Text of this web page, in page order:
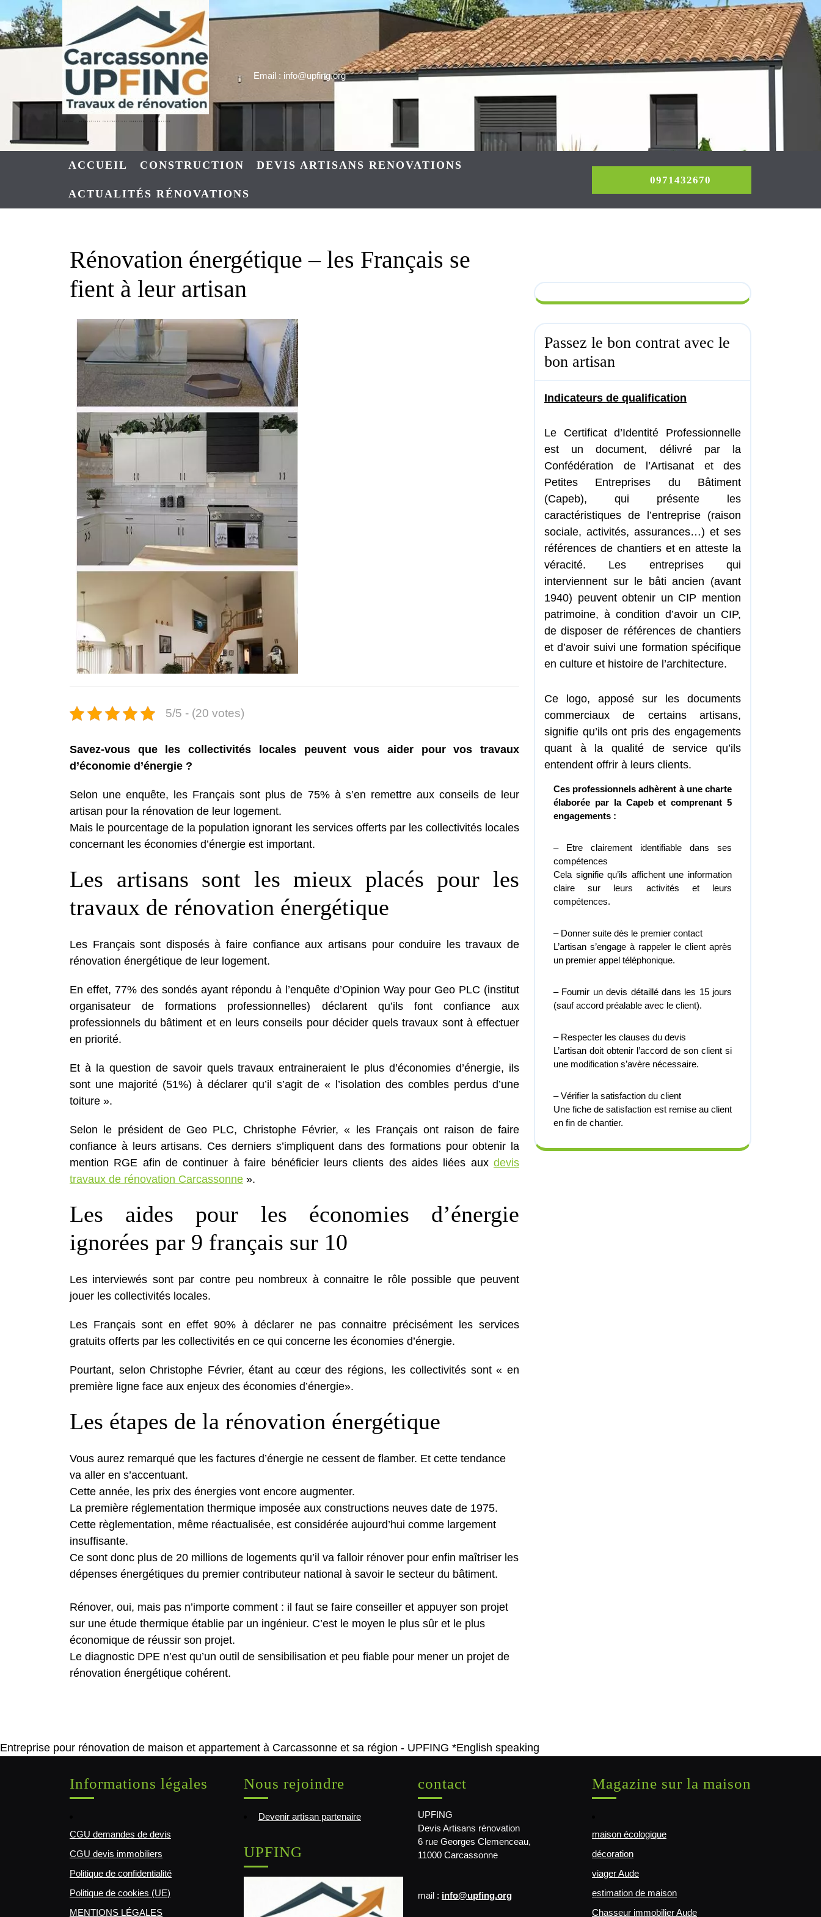
to
content
Email : info@upfing.org
ACCUEIL CONSTRUCTION DEVIS ARTISANS RENOVATIONS
ACTUALITÉS RÉNOVATIONS
0971432670
Rénovation énergétique – les Français se
fient à leur artisan
5/5 - (20 votes)
Savez-vous que les collectivités locales peuvent vous aider pour vos travaux
d’économie d’énergie ?
Selon une enquête, les Français sont plus de 75% à s’en remettre aux conseils de leur
artisan pour la rénovation de leur logement.
Mais le pourcentage de la population ignorant les services offerts par les collectivités locales
concernant les économies d’énergie est important.
Les artisans sont les mieux placés pour les
travaux de rénovation énergétique
Les Français sont disposés à faire confiance aux artisans pour conduire les travaux de
rénovation énergétique de leur logement.
En effet, 77% des sondés ayant répondu à l’enquête d’Opinion Way pour Geo PLC (institut
organisateur de formations professionnelles) déclarent qu’ils font confiance aux
professionnels du bâtiment et en leurs conseils pour décider quels travaux sont à effectuer
en priorité.
Et à la question de savoir quels travaux entraineraient le plus d’économies d’énergie, ils
sont une majorité (51%) à déclarer qu’il s’agit de « l’isolation des combles perdus d’une
toiture ».
Selon le président de Geo PLC, Christophe Février, « les Français ont raison de faire
confiance à leurs artisans. Ces derniers s’impliquent dans des formations pour obtenir la
mention RGE afin de continuer à faire bénéficier leurs clients des aides liées aux devis
travaux de rénovation Carcassonne ».
Les aides pour les économies d’énergie
ignorées par 9 français sur 10
Les interviewés sont par contre peu nombreux à connaitre le rôle possible que peuvent
jouer les collectivités locales.
Les Français sont en effet 90% à déclarer ne pas connaitre précisément les services
gratuits offerts par les collectivités en ce qui concerne les économies d’énergie.
Pourtant, selon Christophe Février, étant au cœur des régions, les collectivités sont « en
première ligne face aux enjeux des économies d’énergie».
Les étapes de la rénovation énergétique
Vous aurez remarqué que les factures d’énergie ne cessent de flamber. Et cette tendance
va aller en s’accentuant.
Cette année, les prix des énergies vont encore augmenter.
La première réglementation thermique imposée aux constructions neuves date de 1975.
Cette règlementation, même réactualisée, est considérée aujourd’hui comme largement
insuffisante.
Ce sont donc plus de 20 millions de logements qu’il va falloir rénover pour enfin maîtriser les
dépenses énergétiques du premier contributeur national à savoir le secteur du bâtiment.
Rénover, oui, mais pas n’importe comment : il faut se faire conseiller et appuyer son projet
sur une étude thermique établie par un ingénieur. C’est le moyen le plus sûr et le plus
économique de réussir son projet.
Le diagnostic DPE n’est qu’un outil de sensibilisation et peu fiable pour mener un projet de
rénovation énergétique cohérent.
Passez le bon contrat avec le
bon artisan
Indicateurs de qualification
Le Certificat d’Identité Professionnelle
est un document, délivré par la
Confédération de l’Artisanat et des
Petites Entreprises du Bâtiment
(Capeb), qui présente les
caractéristiques de l’entreprise (raison
sociale, activités, assurances…) et ses
références de chantiers et en atteste la
véracité. Les entreprises qui
interviennent sur le bâti ancien (avant
1940) peuvent obtenir un CIP mention
patrimoine, à condition d’avoir un CIP,
de disposer de références de chantiers
et d’avoir suivi une formation spécifique
en culture et histoire de l’architecture.
Ce logo, apposé sur les documents
commerciaux de certains artisans,
signifie qu’ils ont pris des engagements
quant à la qualité de service qu’ils
entendent offrir à leurs clients.
Ces professionnels adhèrent à une charte
élaborée par la Capeb et comprenant 5
engagements :
– Etre clairement identifiable dans ses
compétences
Cela signifie qu’ils affichent une information
claire sur leurs activités et leurs
compétences.
– Donner suite dès le premier contact
L’artisan s’engage à rappeler le client après
un premier appel téléphonique.
– Fournir un devis détaillé dans les 15 jours
(sauf accord préalable avec le client).
– Respecter les clauses du devis
L’artisan doit obtenir l’accord de son client si
une modification s’avère nécessaire.
– Vérifier la satisfaction du client
Une fiche de satisfaction est remise au client
en fin de chantier.
Entreprise pour rénovation de maison et appartement à Carcassonne et sa région - UPFING *English speaking
Informations légales
CGU demandes de devis
CGU devis immobiliers
Politique de confidentialité
Politique de cookies (UE)
MENTIONS LÉGALES
Nous rejoindre
Devenir artisan partenaire
UPFING
contact
UPFING
Devis Artisans rénovation
6 rue Georges Clemenceau,
11000 Carcassonne
mail : info@upfing.org
Magazine sur la maison
maison écologique
décoration
viager Aude
estimation de maison
Chasseur immobilier Aude